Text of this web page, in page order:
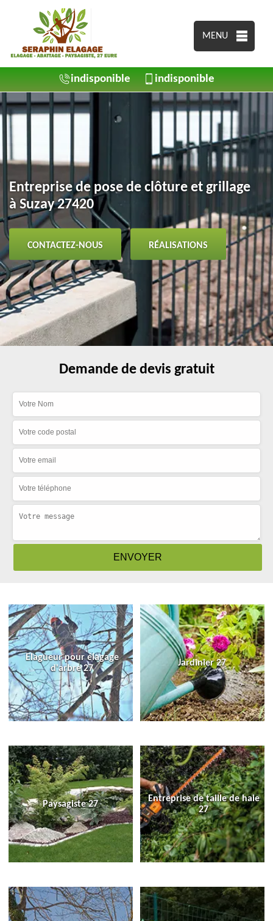
MENU
indisponible indisponible
Entreprise de pose de clôture et grillage
à Suzay 27420
CONTACTEZ-NOUS RÉALISATIONS
Demande de devis gratuit
Elagueur pour élagage
d'arbre 27
Jardinier 27
Paysagiste 27
Entreprise de taille de haie
27